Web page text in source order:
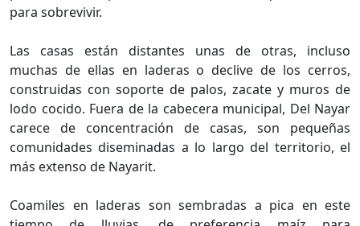
para sobrevivir.
Las casas están distantes unas de otras, incluso
muchas de ellas en laderas o declive de los cerros,
construidas con soporte de palos, zacate y muros de
lodo cocido. Fuera de la cabecera municipal, Del Nayar
carece de concentración de casas, son pequeñas
comunidades diseminadas a lo largo del territorio, el
más extenso de Nayarit.
Coamiles en laderas son sembradas a pica en este